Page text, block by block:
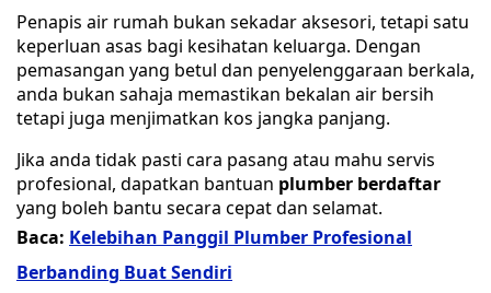
Penapis air rumah bukan sekadar aksesori, tetapi satu
keperluan asas bagi kesihatan keluarga. Dengan
pemasangan yang betul dan penyelenggaraan berkala,
anda bukan sahaja memastikan bekalan air bersih
tetapi juga menjimatkan kos jangka panjang.
Jika anda tidak pasti cara pasang atau mahu servis
profesional, dapatkan bantuan plumber berdaftar
yang boleh bantu secara cepat dan selamat.
Baca: Kelebihan Panggil Plumber Profesional
Berbanding Buat Sendiri